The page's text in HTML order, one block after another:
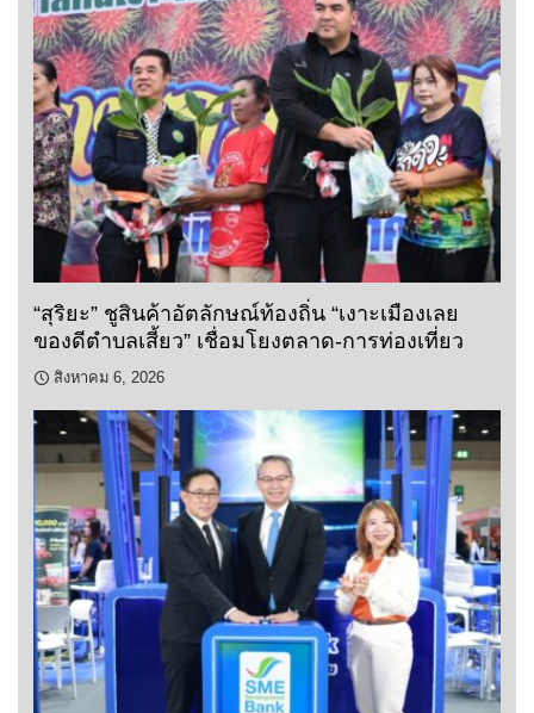
“สุริยะ” ชูสินค้าอัตลักษณ์ท้องถิ่น “เงาะเมืองเลย
ของดีตำบลเสี้ยว” เชื่อมโยงตลาด-การท่องเที่ยว
สิงหาคม 6, 2026